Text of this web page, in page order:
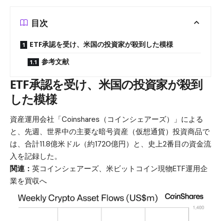
目次
ETF承認を受け、米国の投資家が殺到した模様
参考文献
ETF承認を受け、米国の投資家が殺到
した模様
資産運用会社「Coinshares（コインシェアーズ）」による
と、先週、世界中の主要な暗号資産（仮想通貨）投資商品で
は、合計11.8億米ドル（約1720億円）と、史上2番目の資金流
入を記録した。
関連： 英コインシェアーズ、米ビットコイン現物ETF運用企
業を買収へ